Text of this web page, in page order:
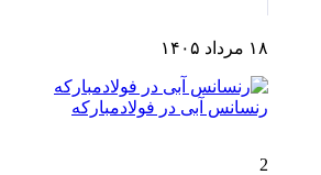
۱۸ مرداد ۱۴۰۵
رنسانس آبی در فولادمبارکه
2